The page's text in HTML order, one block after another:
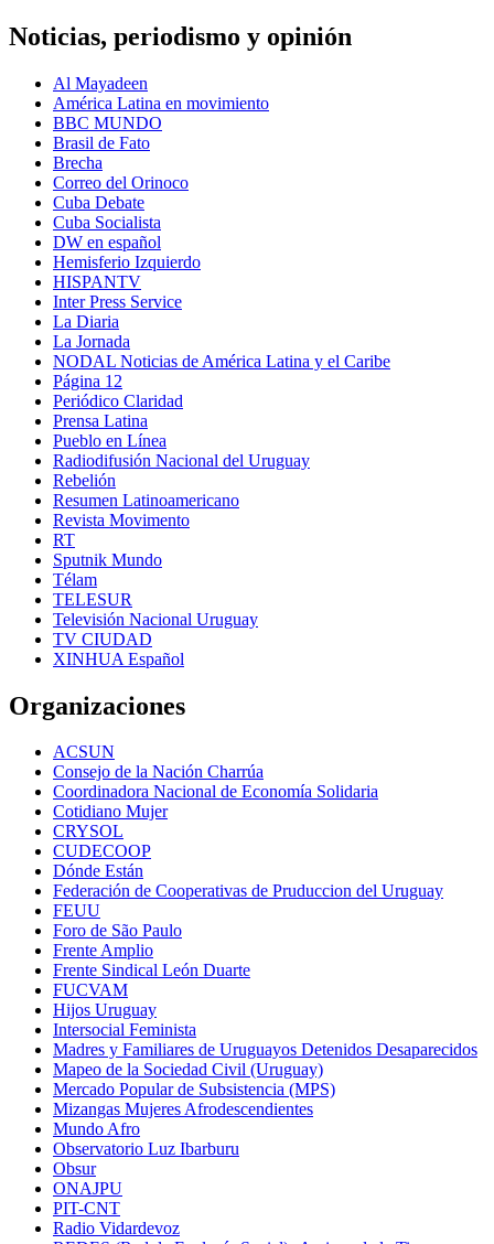
Noticias, periodismo y opinión
Al Mayadeen
América Latina en movimiento
BBC MUNDO
Brasil de Fato
Brecha
Correo del Orinoco
Cuba Debate
Cuba Socialista
DW en español
Hemisferio Izquierdo
HISPANTV
Inter Press Service
La Diaria
La Jornada
NODAL Noticias de América Latina y el Caribe
Página 12
Periódico Claridad
Prensa Latina
Pueblo en Línea
Radiodifusión Nacional del Uruguay
Rebelión
Resumen Latinoamericano
Revista Movimento
RT
Sputnik Mundo
Télam
TELESUR
Televisión Nacional Uruguay
TV CIUDAD
XINHUA Español
Organizaciones
ACSUN
Consejo de la Nación Charrúa
Coordinadora Nacional de Economía Solidaria
Cotidiano Mujer
CRYSOL
CUDECOOP
Dónde Están
Federación de Cooperativas de Pruduccion del Uruguay
FEUU
Foro de São Paulo
Frente Amplio
Frente Sindical León Duarte
FUCVAM
Hijos Uruguay
Intersocial Feminista
Madres y Familiares de Uruguayos Detenidos Desaparecidos
Mapeo de la Sociedad Civil (Uruguay)
Mercado Popular de Subsistencia (MPS)
Mizangas Mujeres Afrodescendientes
Mundo Afro
Observatorio Luz Ibarburu
Obsur
ONAJPU
PIT-CNT
Radio Vidardevoz